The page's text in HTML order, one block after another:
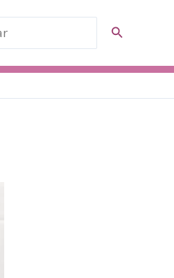
Pesquisar